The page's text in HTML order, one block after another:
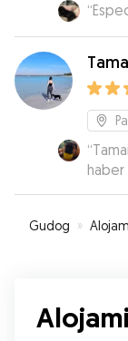
“
“
haber
como
la
Gudog »